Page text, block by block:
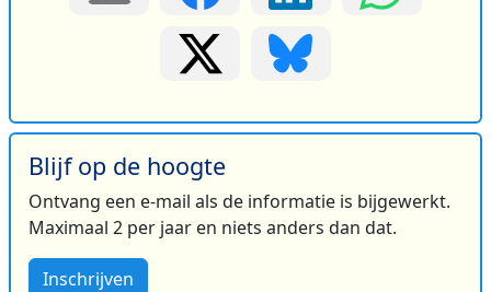
Blijf op de hoogte
Ontvang een e-mail als de informatie is bijgewerkt.
Maximaal 2 per jaar en niets anders dan dat.
Inschrijven